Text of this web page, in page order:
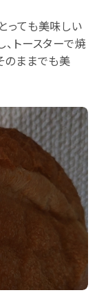
っても美味しい
トースターで焼
のままでも美